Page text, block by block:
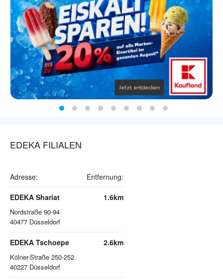
EDEKA FILIALEN
Adresse: Entfernung:
EDEKA Shariat
Nordstraße 90-94
40477 Düsseldorf
1.6km
EDEKA Tschoepe
Kölner-Straße 250-252
40227 Düsseldorf
2.6km